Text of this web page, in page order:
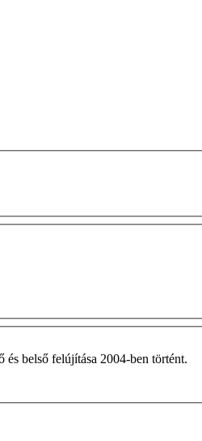
és belső felújítása 2004-ben történt.